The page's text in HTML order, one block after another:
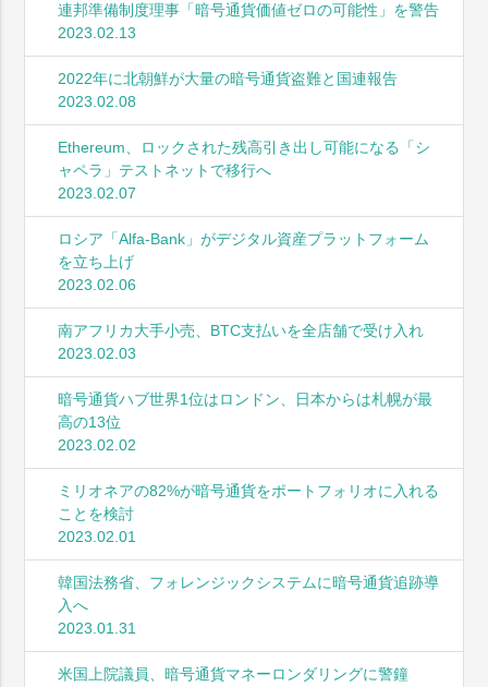
連邦準備制度理事「暗号通貨価値ゼロの可能性」を警告
2023.02.13
2022年に北朝鮮が大量の暗号通貨盗難と国連報告
2023.02.08
Ethereum、ロックされた残高引き出し可能になる「シ
ャペラ」テストネットで移行へ
2023.02.07
ロシア「Alfa-Bank」がデジタル資産プラットフォーム
を立ち上げ
2023.02.06
南アフリカ大手小売、BTC支払いを全店舗で受け入れ
2023.02.03
暗号通貨ハブ世界1位はロンドン、日本からは札幌が最
高の13位
2023.02.02
ミリオネアの82%が暗号通貨をポートフォリオに入れる
ことを検討
2023.02.01
韓国法務省、フォレンジックシステムに暗号通貨追跡導
入へ
2023.01.31
米国上院議員、暗号通貨マネーロンダリングに警鐘